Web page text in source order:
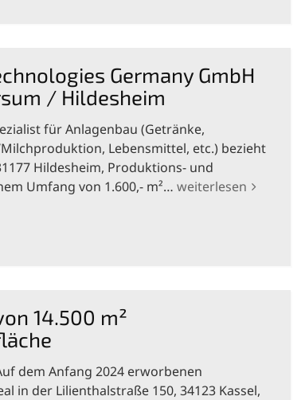
Germany GmbH
/ Hildesheim
für Anlagenbau (Getränke,
Lebensmittel, etc.) bezieht
Hildesheim, Produktions- und
Umfang von 1.600,- m²… weiterlesen
14.500 m²
dem Anfang 2024 erworbenen
in der Lilienthalstraße 150, 34123 Kassel,